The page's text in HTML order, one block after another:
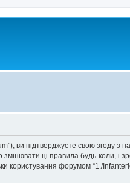
ви підтверджуєте свою згоду
ці правила будь-коли, і
користування форумом “1./